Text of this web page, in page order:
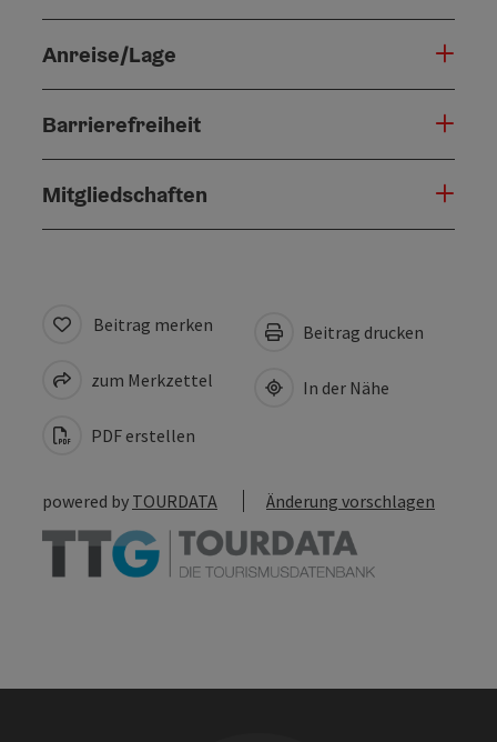
Anreise/Lage
Barrierefreiheit
Mitgliedschaften
Beitrag merken
zum Merkzettel
PDF erstellen
Beitrag drucken
In der Nähe
powered by TOURDATA Änderung vorschlagen